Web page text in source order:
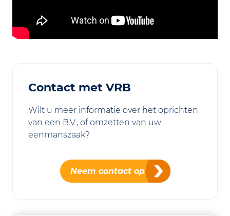
Contact met VRB
Wilt u meer informatie over het oprichten
van een B.V., of omzetten van uw
eenmanszaak?
Neem contact op